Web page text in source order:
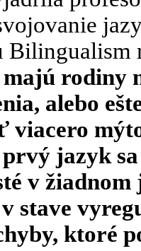
Bilingualism
rodiny
alebo
viacero
jazyk
v
stave
ktoré